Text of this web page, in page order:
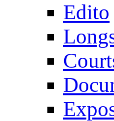
Edito